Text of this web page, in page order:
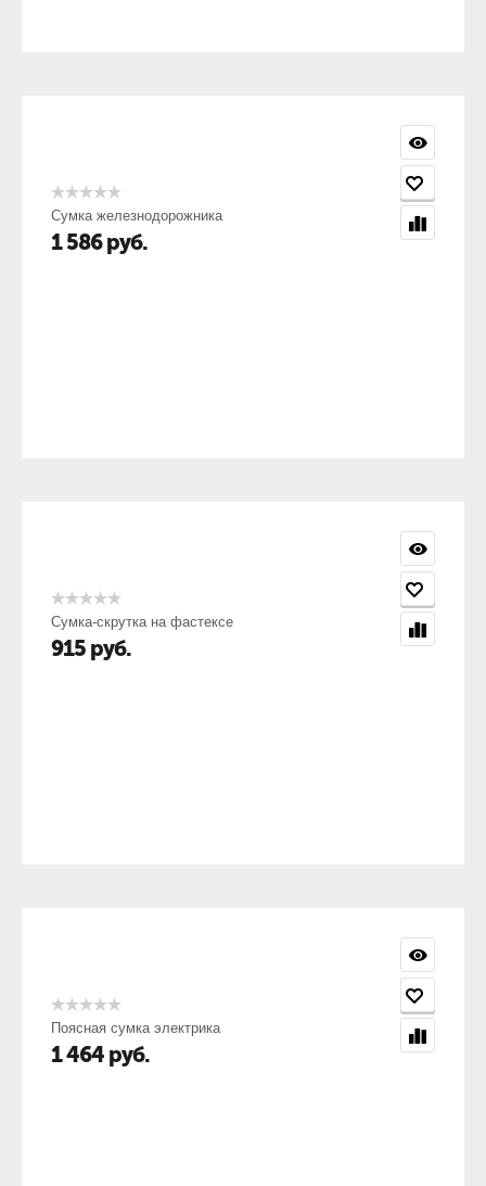
Сумка железнодорожника
1 586 руб.
Сумка-скрутка на фастексе
915 руб.
Поясная сумка электрика
1 464 руб.